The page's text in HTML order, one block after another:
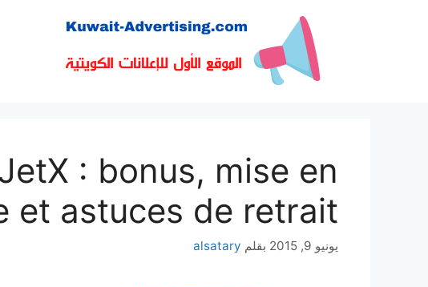
: bonus, mise en
et astuces de retrait
يونيو 9, 2015 بقلم alsatary